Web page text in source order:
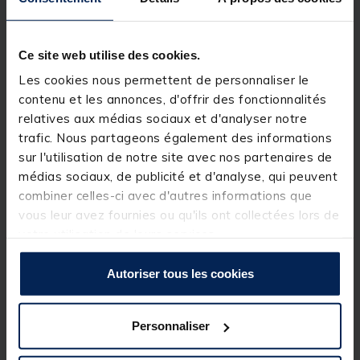
Ce site web utilise des cookies.
Les cookies nous permettent de personnaliser le
contenu et les annonces, d'offrir des fonctionnalités
relatives aux médias sociaux et d'analyser notre
trafic. Nous partageons également des informations
sur l'utilisation de notre site avec nos partenaires de
médias sociaux, de publicité et d'analyse, qui peuvent
combiner celles-ci avec d'autres informations que
vous leur avez fournies ou qu'ils ont collectées lors de
Autoriser tous les cookies
Personnaliser
NEXIZ 5000 FD est le choix idéal pour les pêcheurs
confiance, sans compromis sur le budget.
La taille 5000 est parfaitement adaptée aux pêches
à longues distances, ainsi qu’aux pêches fortes de
gros poissons nécessitant un frein plus puissant, et
l’emploi d’un diamètre de nylon plus important.
Détails
Taille : 5000
Récupération : 104 cm par TDM
Capacité : 270m de 0.25mm / 190m de 0.30mm /
Double line-clip rond en métal